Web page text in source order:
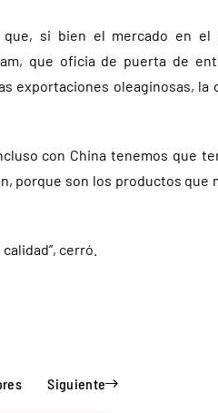
si bien el mercado en el
que oficia de puerta de
exportaciones oleaginosas, la
con China tenemos que
porque son los productos que
cerró.
Siguiente